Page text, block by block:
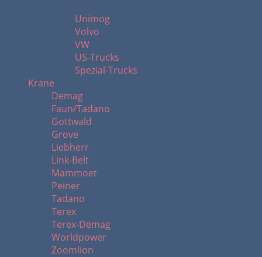
Unimog
Volvo
VW
US-Trucks
Spezial-Trucks
Krane
Demag
Faun/Tadano
Gottwald
Grove
Liebherr
Link-Belt
Mammoet
Peiner
Tadano
Terex
Terex-Demag
Worldpower
Zoomlion